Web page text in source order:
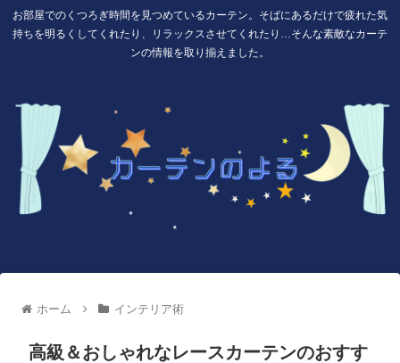
お部屋でのくつろぎ時間を見つめているカーテン。そばにあるだけで疲れた気
持ちを明るくしてくれたり、リラックスさせてくれたり…そんな素敵なカーテ
ンの情報を取り揃えました。
ホーム インテリア術
高級＆おしゃれなレースカーテンのおすす